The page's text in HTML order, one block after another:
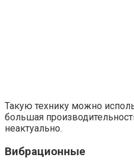
Такую технику можно
большая
неактуально.
Вибрационные